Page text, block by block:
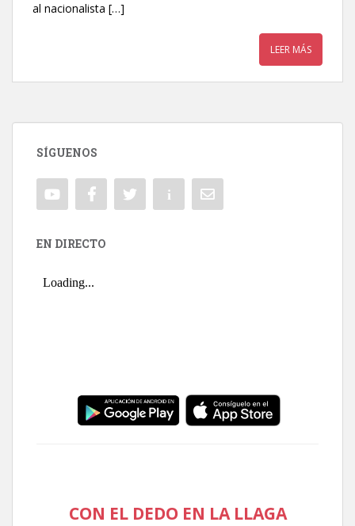
al nacionalista […]
LEER MÁS
SÍGUENOS
EN DIRECTO
CON EL DEDO EN LA LLAGA